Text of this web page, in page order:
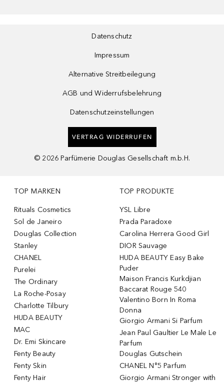
Datenschutz
Impressum
Alternative Streitbeilegung
AGB und Widerrufsbelehrung
Datenschutzeinstellungen
VERTRAG WIDERRUFEN
© 2026 Parfümerie Douglas Gesellschaft m.b.H.
TOP MARKEN
Rituals Cosmetics
Sol de Janeiro
Douglas Collection
Stanley
CHANEL
Purelei
The Ordinary
La Roche-Posay
Charlotte Tilbury
HUDA BEAUTY
MAC
Dr. Emi Skincare
Fenty Beauty
Fenty Skin
Fenty Hair
TOP PRODUKTE
YSL Libre
Prada Paradoxe
Carolina Herrera Good Girl
DIOR Sauvage
HUDA BEAUTY Easy Bake
Puder
Maison Francis Kurkdjian
Baccarat Rouge 540
Valentino Born In Roma
Donna
Giorgio Armani Si Parfum
Jean Paul Gaultier Le Male Le
Parfum
Douglas Gutschein
CHANEL N°5 Parfum
Giorgio Armani Stronger with